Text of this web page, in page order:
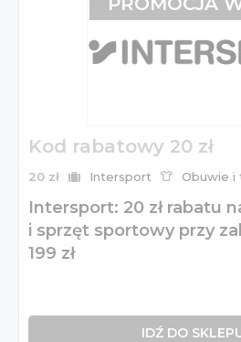
Kod rabatowy 20 zł
20 zł Intersport Obuwie i
Intersport: 20 zł rabatu
i sprzęt sportowy przy
199 zł
IDŹ DO